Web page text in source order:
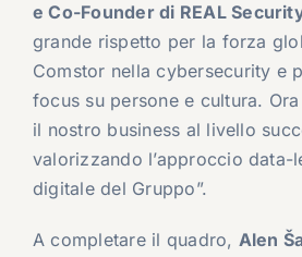
e Co-Founder di REAL
grande rispetto per la forza
Comstor nella cybersecurity e
focus su persone e cultura.
il nostro business al livello
valorizzando l’approccio data-
digitale del Gruppo”.
A completare il quadro, Alen